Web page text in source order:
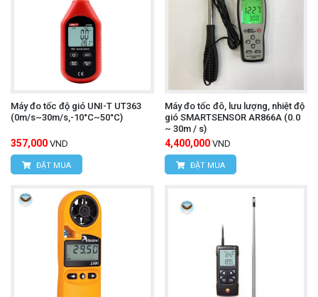
Máy đo tốc độ gió UNI-T UT363
(0m/s~30m/s,-10°C~50°C)
357,000 VND
ĐẶT MUA
Máy đo tốc đô, lưu lượng, nhiệt độ
gió SMARTSENSOR AR866A (0.0
~ 30m / s)
4,400,000 VND
ĐẶT MUA